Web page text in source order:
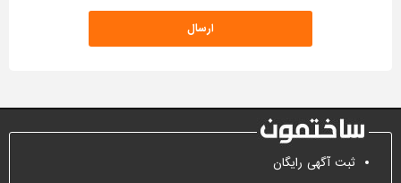
ثبت آگهی رایگان